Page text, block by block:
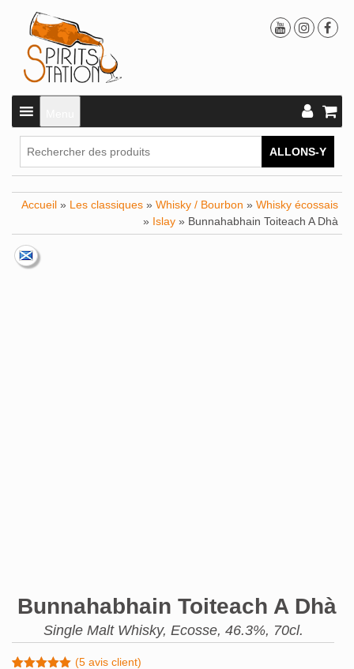
ALLONS-Y
Accueil » Les classiques » Whisky / Bourbon » Whisky écossais
» Islay » Bunnahabhain Toiteach A Dhà
Bunnahabhain Toiteach A Dhà
Single Malt Whisky, Ecosse, 46.3%, 70cl.
(5avis client)